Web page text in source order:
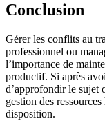
Conclusion
Gérer les conflits au
professionnel ou
l’importance de
productif. Si après
d’approfondir le sujet
gestion des
disposition.